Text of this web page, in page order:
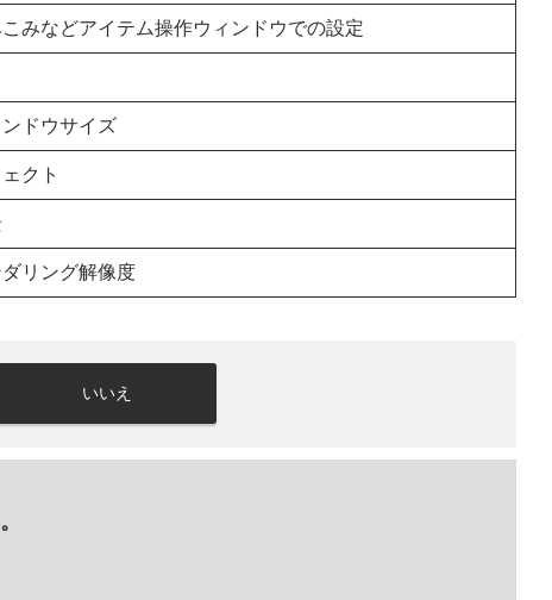
みなどアイテム操作ウィンドウでの設定
ンドウサイズ
クト
ダリング解像度
いいえ